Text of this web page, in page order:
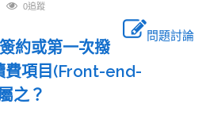
0追蹤
問題討論
約或第一次撥
費項目(Front-end-
之？